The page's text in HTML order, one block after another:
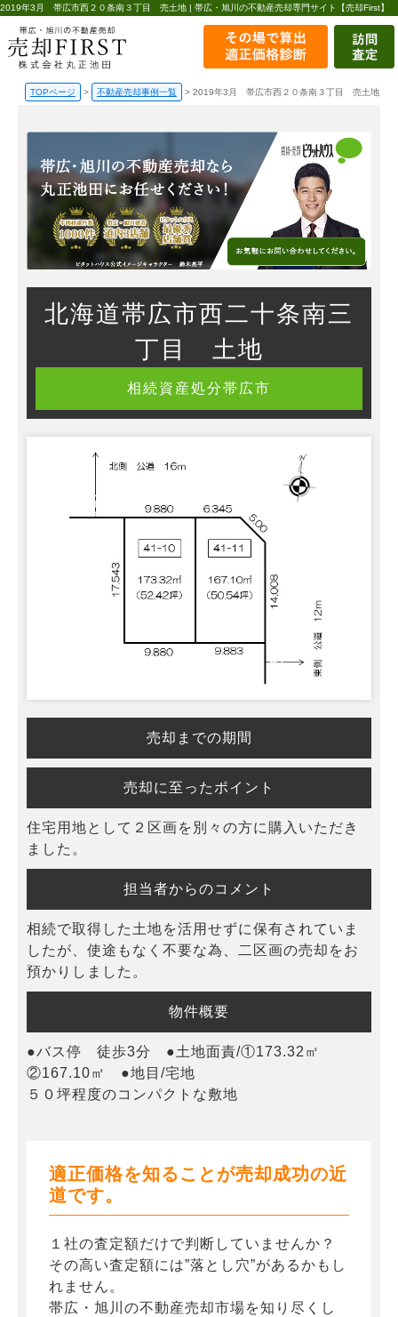
2019年3月 帯広市西２０条南３丁目 売土地 | 帯広・旭川の不動産売却専門サイト【売却First】
TOPページ > 不動産売却事例一覧 > 2019年3月 帯広市西２０条南３丁目 売土地
北海道帯広市西二十条南三
丁目 土地
相続資産処分帯広市
売却までの期間
売却に至ったポイント
住宅用地として２区画を別々の方に購入いただき
ました。
担当者からのコメント
相続で取得した土地を活用せずに保有されていま
したが、使途もなく不要な為、二区画の売却をお
預かりしました。
物件概要
●バス停 徒歩3分 ●土地面責/①173.32㎡
②167.10㎡ ●地目/宅地
５０坪程度のコンパクトな敷地
適正価格を知ることが売却成功の近
道です。
１社の査定額だけで判断していませんか？
その高い査定額には”落とし穴”があるかもし
れません。
帯広・旭川の不動産売却市場を知り尽くし